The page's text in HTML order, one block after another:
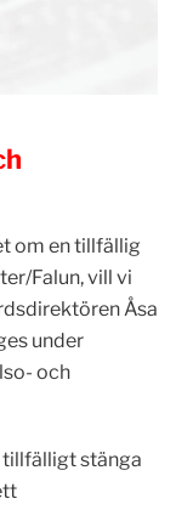
om en tillfällig
Falun, vill vi
Åsa
under
och
tillfälligt stänga